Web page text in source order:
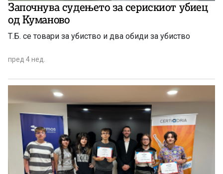
Започнува судењето за серискиот убиец
од Куманово
Т.Б. се товари за убиство и два обиди за убиство
пред 4 нед.